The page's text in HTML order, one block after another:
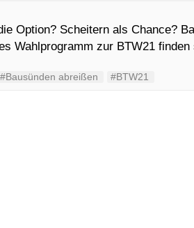
Option? Scheitern als Chance?
Wahlprogramm zur BTW21
#Bausünden abreißen #BTW21